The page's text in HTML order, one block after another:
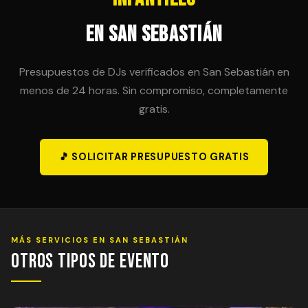
en San Sebastián
Presupuestos de DJs verificados en San Sebastián en
menos de 24 horas. Sin compromiso, completamente
gratis.
🎵 SOLICITAR PRESUPUESTO GRATIS
MÁS SERVICIOS EN SAN SEBASTIÁN
Otros Tipos de Evento